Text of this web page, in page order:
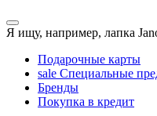
Я ищу, например, лапка
Подарочные карты
sale Специальные
Бренды
Покупка в кредит